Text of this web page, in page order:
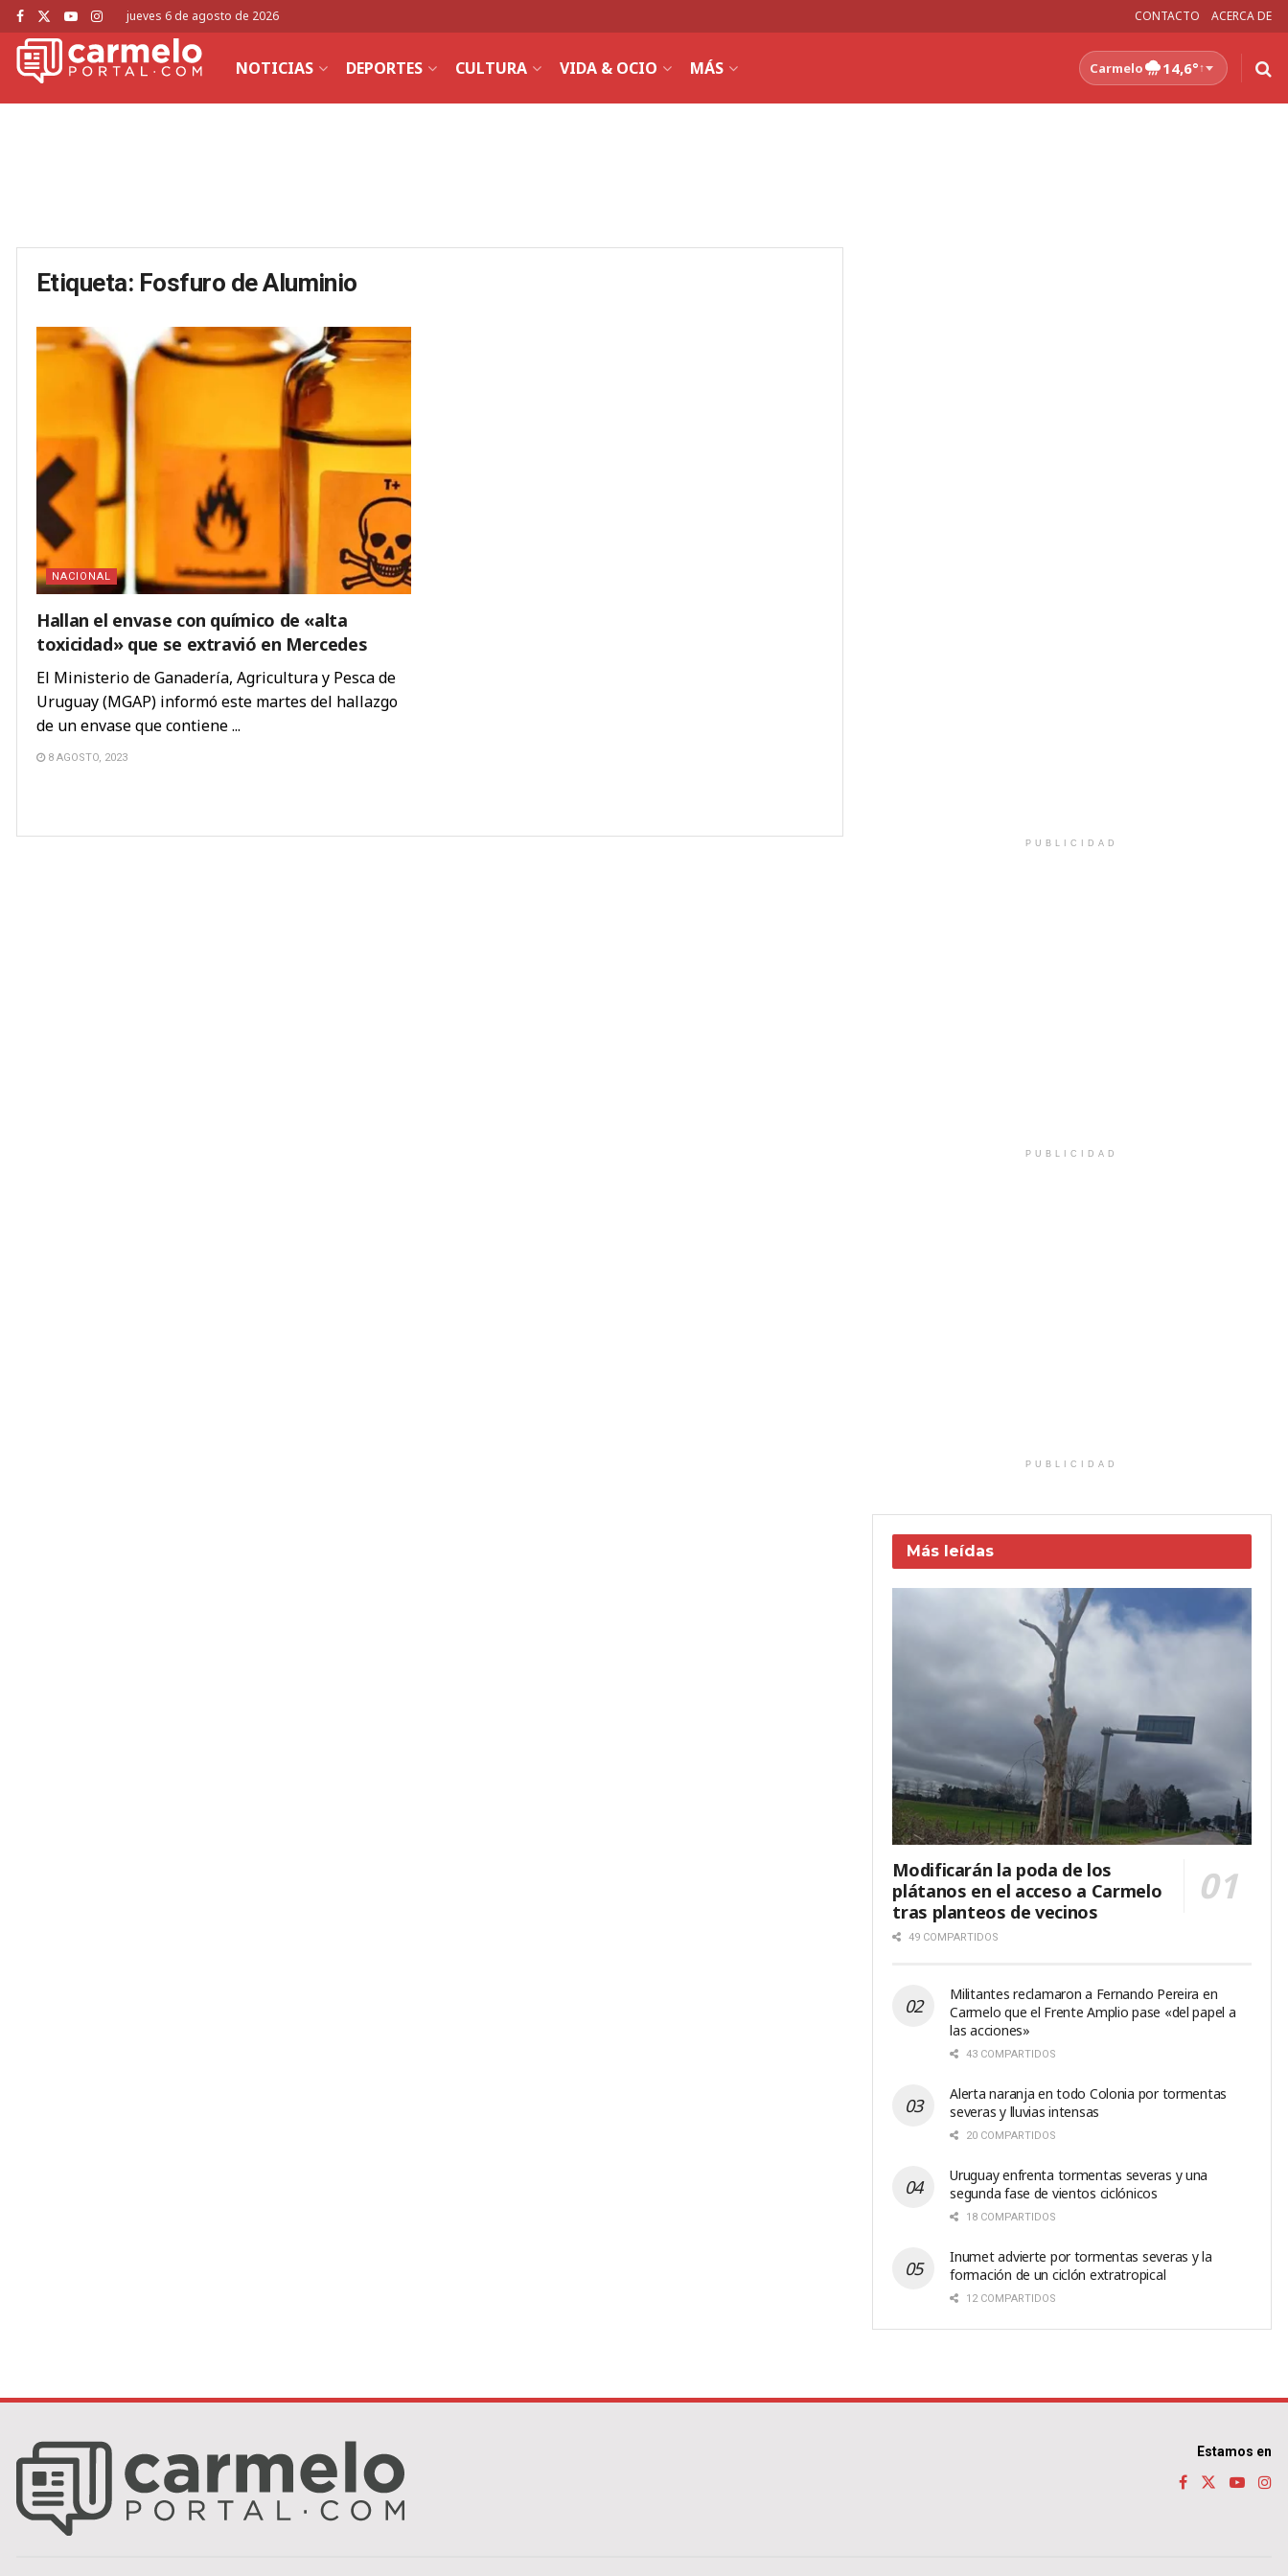
jueves 6 de agosto de 2026 CONTACTO ACERCA DE
NOTICIAS DEPORTES CULTURA VIDA & OCIO MÁS Carmelo 14,6°↑
Etiqueta: Fosfuro de Aluminio
NACIONAL
Hallan el envase con químico de «alta
toxicidad» que se extravió en Mercedes
El Ministerio de Ganadería, Agricultura y Pesca de
Uruguay (MGAP) informó este martes del hallazgo
de un envase que contiene ...
8 AGOSTO, 2023
PUBLICIDAD
PUBLICIDAD
PUBLICIDAD
Más leídas
Modificarán la poda de los
plátanos en el acceso a Carmelo
tras planteos de vecinos
49 COMPARTIDOS
Militantes reclamaron a Fernando Pereira en
Carmelo que el Frente Amplio pase «del papel a
las acciones»
43 COMPARTIDOS
Alerta naranja en todo Colonia por tormentas
severas y lluvias intensas
20 COMPARTIDOS
Uruguay enfrenta tormentas severas y una
segunda fase de vientos ciclónicos
18 COMPARTIDOS
Inumet advierte por tormentas severas y la
formación de un ciclón extratropical
12 COMPARTIDOS
Estamos en